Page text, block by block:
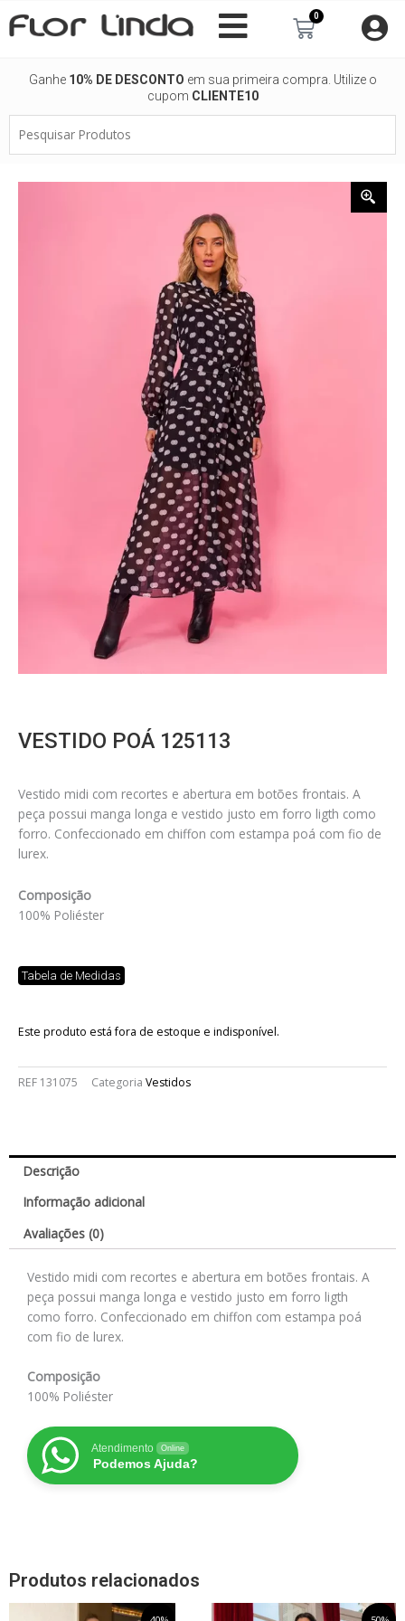
para
0
Carrinho
Ganhe 10% DE DESCONTO em sua primeira compra. Utilize o
cupom CLIENTE10
Produtos
VESTIDO POÁ 125113
Vestido midi com recortes e abertura em botões frontais. A
peça possui manga longa e vestido justo em forro ligth como
forro. Confeccionado em chiffon com estampa poá com fio de
lurex.
Composição
100% Poliéster
Tabela de Medidas
Este produto está fora de estoque e indisponível.
REF 131075 Categoria Vestidos
Descrição
Informação adicional
Avaliações (0)
Vestido midi com recortes e abertura em botões frontais. A
peça possui manga longa e vestido justo em forro ligth
como forro. Confeccionado em chiffon com estampa poá
com fio de lurex.
Composição
100% Poliéster
Atendimento Online
Podemos Ajuda?
Produtos relacionados
O
Este
O
O
Este